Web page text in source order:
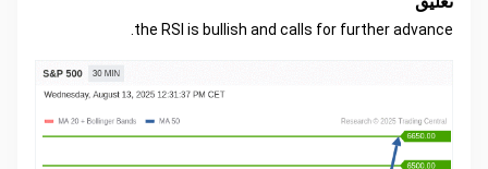
the RSI is bullish and calls for further advance.